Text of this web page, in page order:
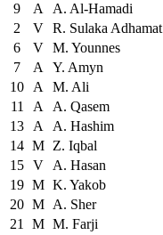
9
A A. Al-Hamadi
2
V R. Sulaka Adhamat
6
V M. Younnes
7
A Y. Amyn
10
A M. Ali
11
A A. Qasem
13
A A. Hashim
14 M Z. Iqbal
15 V A. Hasan
19 M K. Yakob
20 M A. Sher
21
M M. Farji